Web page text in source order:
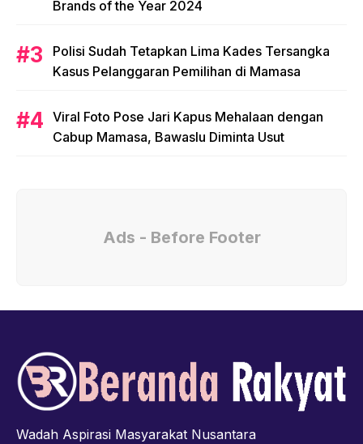
Brands of the Year 2024
Polisi Sudah Tetapkan Lima Kades Tersangka
Kasus Pelanggaran Pemilihan di Mamasa
Viral Foto Pose Jari Kapus Mehalaan dengan
Cabup Mamasa, Bawaslu Diminta Usut
Ads - Before Footer
Wadah Aspirasi Masyarakat Nusantara